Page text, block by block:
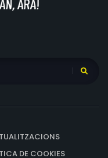
DE COOKIES